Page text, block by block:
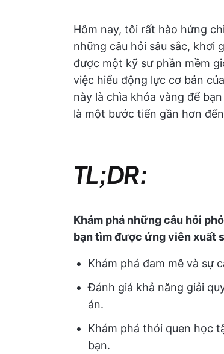
Hôm nay, tôi rất hào hứng
những câu hỏi sâu sắc, khơi
được một kỹ sư phần mềm
việc hiểu động lực cơ bản
này là chìa khóa vàng để
là một bước tiến gần hơn
TL;DR:
Khám phá những câu hỏi
bạn tìm được ứng viên xuất
Khám phá đam mê và sự
Đánh giá khả năng giải
án.
Khám phá thói quen học
bạn.